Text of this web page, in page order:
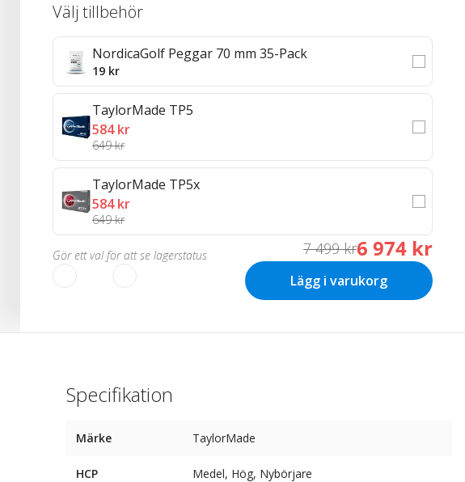
Välj tillbehör
NordicaGolf Peggar 70 mm 35-Pack
19 kr
TaylorMade TP5
584 kr
649 kr
TaylorMade TP5x
584 kr
649 kr
Gör ett val för att se lagerstatus 7 499 kr6 974 kr
Lägg i varukorg
Specifikation
Märke TaylorMade
HCP Medel, Hög, Nybörjare